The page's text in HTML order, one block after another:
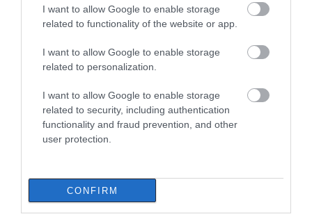
I want to allow Google to enable storage
related to functionality of the website or app.
I want to allow Google to enable storage
related to personalization.
I want to allow Google to enable storage
related to security, including authentication
functionality and fraud prevention, and other
user protection.
CONFIRM
07.08.2026 | 19:10
σπουδαστές: Οι δικαιούχοι
07.08.2026 | 19:00
Αυτός ο δήμος της Εύβοιας πάει
στα δικαστήρια για τις
ανεμογεννήτριες
Τραγική κατάληξη είχε η
θαλάσσια εκδρομή για 57χρονο
Εύβοια: Γυναίκα έπεσε
απάτης – Πλήρωσε για
τρακτέρ που δεν
παρέλαβε
Τραγωδία στην Εύβοια:
χωρίς τις αισθήσεις του
από τη θάλασσα
Ανακοινώθηκαν νέες